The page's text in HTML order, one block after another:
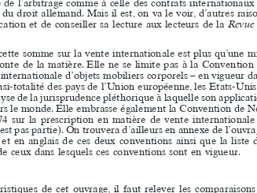
          
         
        
           
      
       
      
        
        
        
          
        
        
ouvrage du   Professeur Claude Witz,  grand    spécialiste de  la  matière,
à  la  pratique de  l’arbitrage comme à  celle    des   contrats internationaux
spécialiste
du   droit    allemand. Mais    il  est, on   va  le  voir,   d’autres
raisons
sa  publication et  de  conseiller sa  lecture aux   lecteurs de  la Revue de
.
sur   la  vente    internationale
d’objets mobiliers corporels –  en  vigueur
dans
dont    la  quasi-totalité des   pays    de  l’Union
européenne, les   Etats-Unis
et
–  et  à  l’analyse de  la  jurisprudence pléthorique à  laquelle son   application
lieu   à  travers
le  monde. Elle   embrasse également la  Convention de  New
du  14 juin 1974   sur  la  prescription en  matière de  vente   internationale
(à
la  France n’est    pas   partie). On   trouvera d’ailleurs en  annexe de  l’ouvrage,
en   français
et  en   anglais de   ces   deux    conventions ainsi    que   la  liste   des
signataires et  de  ceux    dans    lesquels
ces   conventions sont   en  vigueur.
les   caractéristiques de   cet   ouvrage, il  faut   relever les   comparaisons
et
en  perspective
réalisées par   l’auteur entre    le  droit    interne
français (de   la
ou   des   obligations, tel   que   modifié par   l’Ordonnance de  2016)    mais    aussi
projet de  réforme du   droit    des   contrats
spéciaux. De   même,    Claude
tisse    des   parallèles
intéressants entre    la  Convention de   Vienne et  les
ou   les   Principes
C’est    dire
et  il  ne  peut    être   ici  question
d’entrer dans    le  détail. Il  suffit    d’indiquer